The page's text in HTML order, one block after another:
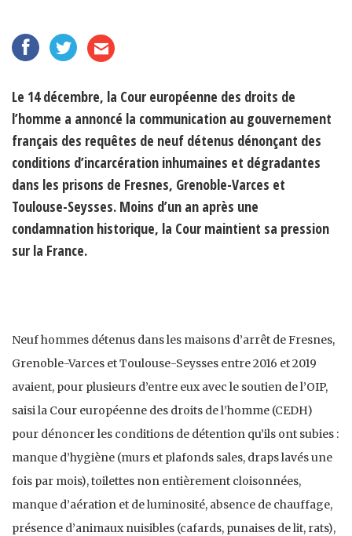
Le 14 décembre, la Cour européenne des droits de
l’homme a annoncé la communication au gouvernement
français des requêtes de neuf détenus dénonçant des
conditions d’incarcération inhumaines et dégradantes
dans les prisons de Fresnes, Grenoble-Varces et
Toulouse-Seysses. Moins d’un an après une
condamnation historique, la Cour maintient sa pression
sur la France.
Neuf hommes détenus dans les maisons d’arrêt de Fresnes,
Grenoble-Varces et Toulouse-Seysses entre 2016 et 2019
avaient, pour plusieurs d’entre eux avec le soutien de l’OIP,
saisi la Cour européenne des droits de l’homme (CEDH)
pour dénoncer les conditions de détention qu’ils ont subies :
manque d’hygiène (murs et plafonds sales, draps lavés une
fois par mois), toilettes non entièrement cloisonnées,
manque d’aération et de luminosité, absence de chauffage,
présence d’animaux nuisibles (cafards, punaises de lit, rats),